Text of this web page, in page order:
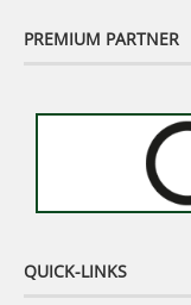
PREMIUM PARTNER
QUICK-LINKS